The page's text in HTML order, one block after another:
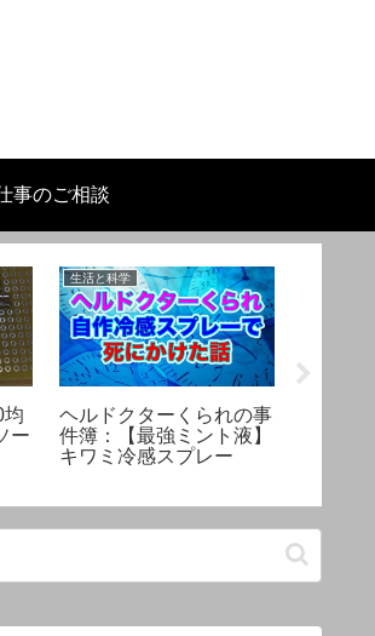
事のご相談
均
ー
生活と科学
ヘルドクターくられの事
件簿：【最強ミント液】
キワミ冷感スプレー